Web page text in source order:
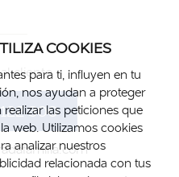
cliente
300
COOKIES
para ti, influyen en tu
nos ayudan a proteger
las peticiones que
web. Utilizamos cookies
analizar nuestros
relacionada con tus